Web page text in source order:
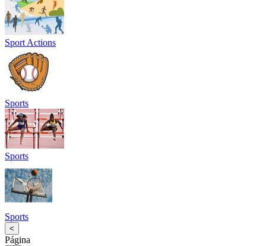
Sport Actions
Sports
Sports
Sports
<
Página